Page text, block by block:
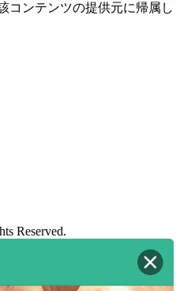
コンテンツの提供元に帰属し
Reserved.